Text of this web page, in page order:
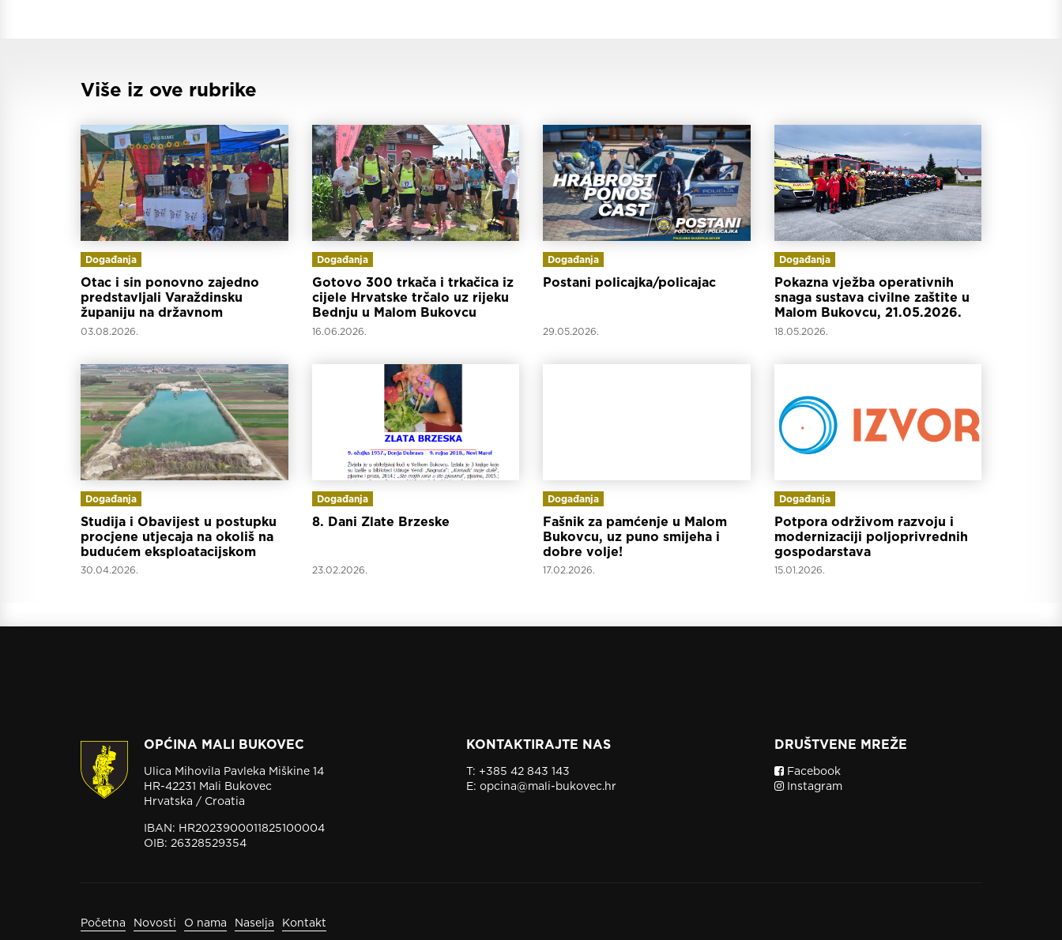
Više iz ove rubrike
Događanja
Otac i sin ponovno zajedno
predstavljali Varaždinsku
županiju na državnom
natjecanju orača
03.08.2026.
Događanja
Gotovo 300 trkača i trkačica iz
cijele Hrvatske trčalo uz rijeku
Bednju u Malom Bukovcu
16.06.2026.
Događanja
Postani policajka/policajac
29.05.2026.
Događanja
Pokazna vježba operativnih
snaga sustava civilne zaštite u
Malom Bukovcu, 21.05.2026.
18.05.2026.
Događanja
Studija i Obavijest u postupku
procjene utjecaja na okoliš na
budućem eksploatacijskom
polju „Prudnica“
30.04.2026.
Događanja
8. Dani Zlate Brzeske
23.02.2026.
Događanja
Fašnik za pamćenje u Malom
Bukovcu, uz puno smijeha i
dobre volje!
17.02.2026.
Događanja
Potpora održivom razvoju i
modernizaciji poljoprivrednih
gospodarstava
15.01.2026.
OPĆINA MALI BUKOVEC
Ulica Mihovila Pavleka Miškine 14
HR-42231 Mali Bukovec
Hrvatska / Croatia
IBAN: HR2023900011825100004
OIB: 26328529354
KONTAKTIRAJTE NAS
T: +385 42 843 143
E: opcina@mali-bukovec.hr
DRUŠTVENE MREŽE
Facebook
Instagram
Početna Novosti O nama Naselja Kontakt